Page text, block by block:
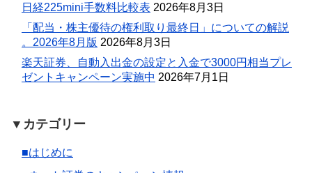
日経225mini手数料比較表 2026年8月3日
「配当・株主優待の権利取り最終日」についての解説
。2026年8月版 2026年8月3日
楽天証券、自動入出金の設定と入金で3000円相当プレ
ゼントキャンペーン実施中 2026年7月1日
▼カテゴリー
■はじめに